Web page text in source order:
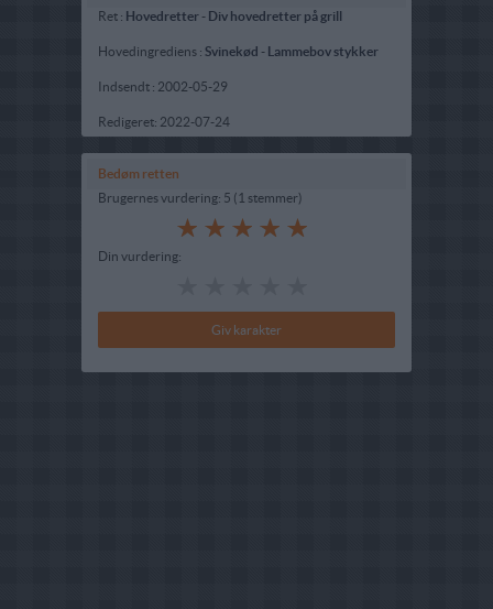
Ret : Hovedretter - Div hovedretter på grill
Hovedingrediens : Svinekød - Lammebov stykker
Indsendt : 2002-05-29
Redigeret: 2022-07-24
Bedøm retten
Brugernes vurdering: 5 (1 stemmer)
Din vurdering: